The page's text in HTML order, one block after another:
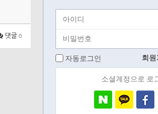
댓글 0
자동로그인 회원
소셜계정으로 로